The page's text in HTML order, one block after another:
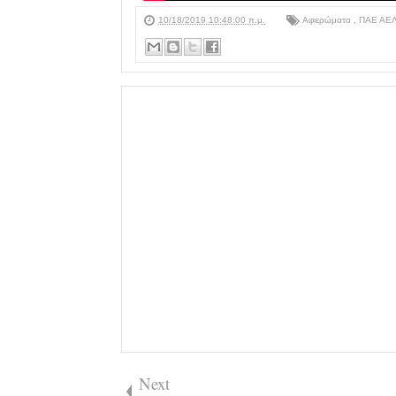
10/18/2019 10:48:00 π.μ. Αφιερώματα ΠΑΕ ΑΕΛ
Next